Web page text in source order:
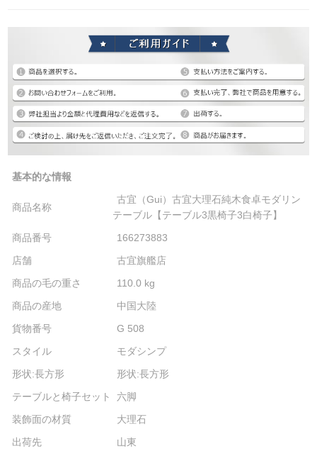
基本的な情報
商品名称
古宜（Gui）古宜大理石純木食卓モダリン
テーブル【テーブル3黒椅子3白椅子】
商品番号
166273883
店舗
古宜旗艦店
商品の毛の重さ
110.0 kg
商品の産地
中国大陸
貨物番号
G 508
スタイル
モダシンプ
形状:長方形
形状:長方形
テーブルと椅子セット
六脚
装飾面の材質
大理石
出荷先
山東